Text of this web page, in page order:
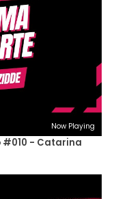
Now Playing
#010 - Catarina